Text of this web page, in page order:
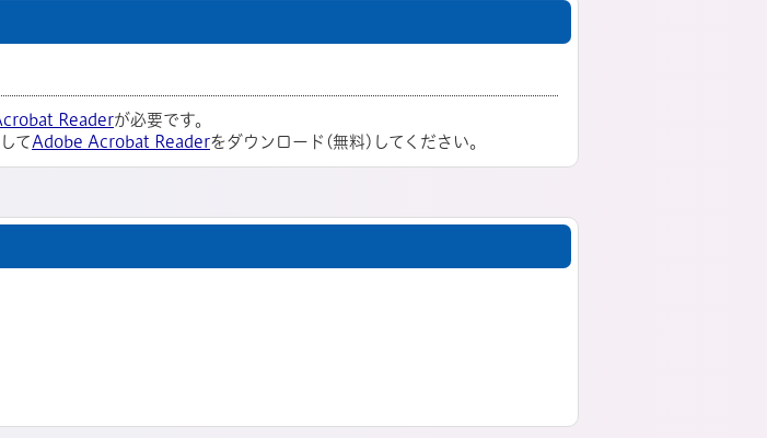
Readerが必要です。
て Adobe Acrobat Readerをダウンロード(無料)してください。